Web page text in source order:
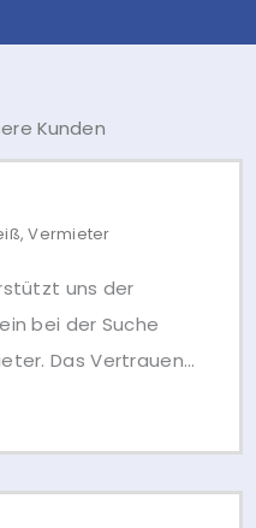
Kunden
Vermieter
uns der
bei der Suche
Das Vertrauen
nicht